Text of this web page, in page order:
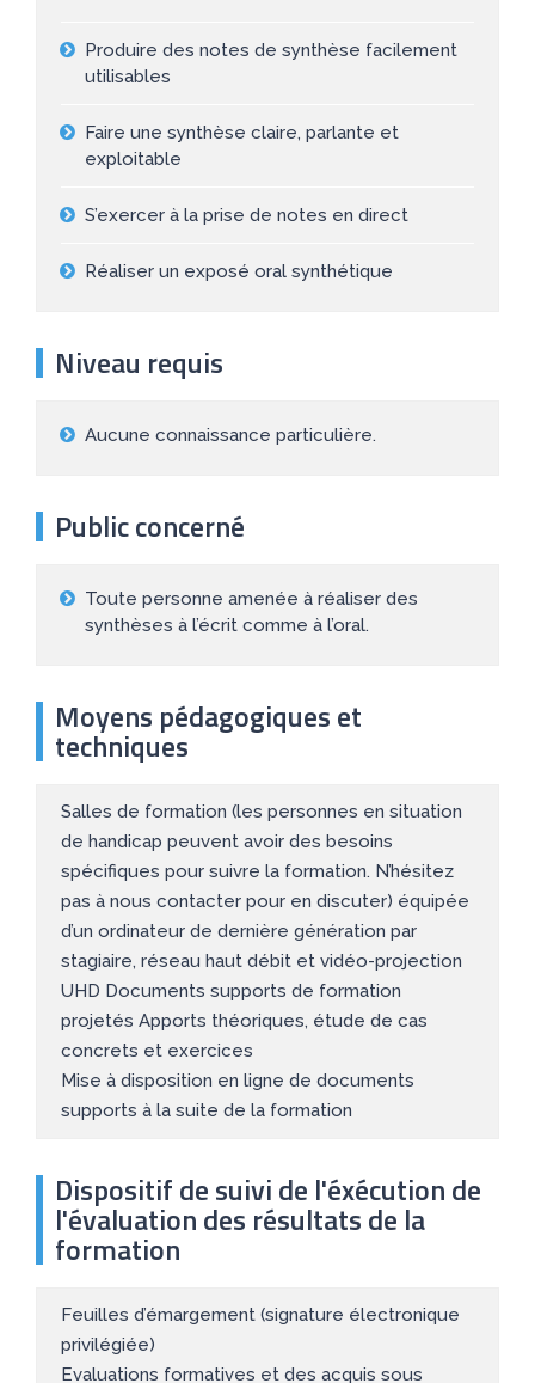
Produire des notes de synthèse facilement
utilisables
Faire une synthèse claire, parlante et
exploitable
S’exercer à la prise de notes en direct
Réaliser un exposé oral synthétique
Niveau requis
Aucune connaissance particulière.
Public concerné
Toute personne amenée à réaliser des
synthèses à l’écrit comme à l’oral.
Moyens pédagogiques et
techniques
Salles de formation (les personnes en situation
de handicap peuvent avoir des besoins
spécifiques pour suivre la formation. N’hésitez
pas à nous contacter pour en discuter) équipée
d’un ordinateur de dernière génération par
stagiaire, réseau haut débit et vidéo-projection
UHD Documents supports de formation
projetés Apports théoriques, étude de cas
concrets et exercices
Mise à disposition en ligne de documents
supports à la suite de la formation
Dispositif de suivi de l'éxécution de
l'évaluation des résultats de la
formation
Feuilles d’émargement (signature électronique
privilégiée)
Evaluations formatives et des acquis sous